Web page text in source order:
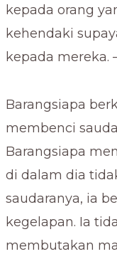
kepada orang
kehendaki
kepada mereka.
Barangsiapa
membenci
Barangsiapa
di dalam dia
saudaranya, ia
kegelapan. Ia
membutakan